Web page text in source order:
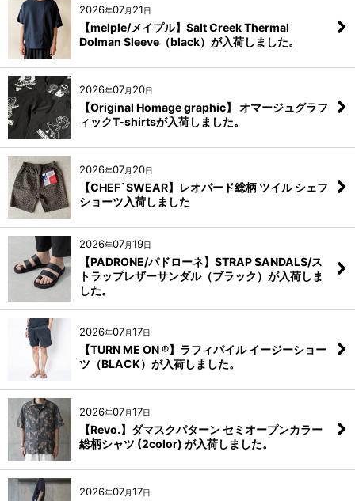
2026年07月 21日
【melple/メイプル】Salt Creek Thermal
Dolman Sleeve（black）が入荷しました。
2026年07月 20日
【Original Homage graphic】 オマージュグラフ
ィックT-shirtsが入荷しました。
2026年07月 20日
【CHEF`SWEAR】レオパード総柄 ツイル シェフ
ショーツ入荷しました
2026年07月19日
【PADRONE/パドローネ】STRAP SANDALS/ス
トラップレザーサンダル（ブラック）が入荷しま
した。
2026年07月17日
【TURN ME ON ®】ラフィパイル イージーショー
ツ（BLACK）が入荷しました。
2026年07月17日
【Revo.】ダマスクパターン セミオープンカラー
総柄シャツ (2color) が入荷しました。
2026年07月17日